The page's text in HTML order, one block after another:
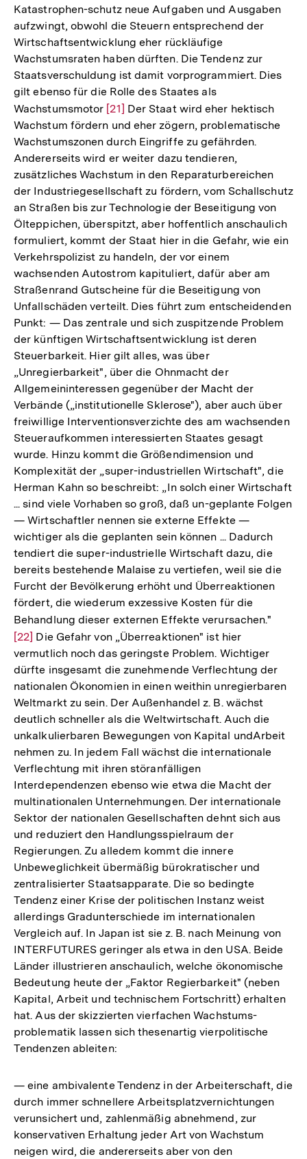
Katastrophen-schutz neue Aufgaben und Ausgaben
aufzwingt, obwohl die Steuern entsprechend der
Wirtschaftsentwicklung eher rückläufige
Wachstumsraten haben dürften. Die Tendenz zur
Staatsverschuldung ist damit vorprogrammiert. Dies
gilt ebenso für die Rolle des Staates als
Wachstumsmotor Zur
Auflösung
der
Fußnote
[21] Der Staat wird eher hektisch
Wachstum fördern und eher zögern, problematische
Wachstumszonen durch Eingriffe zu gefährden.
Andererseits wird er weiter dazu tendieren,
zusätzliches Wachstum in den Reparaturbereichen
der Industriegesellschaft zu fördern, vom Schallschutz
an Straßen bis zur Technologie der Beseitigung von
Ölteppichen, überspitzt, aber hoffentlich anschaulich
formuliert, kommt der Staat hier in die Gefahr, wie ein
Verkehrspolizist zu handeln, der vor einem
wachsenden Autostrom kapituliert, dafür aber am
Straßenrand Gutscheine für die Beseitigung von
Unfallschäden verteilt. Dies führt zum entscheidenden
Punkt: — Das zentrale und sich zuspitzende Problem
der künftigen Wirtschaftsentwicklung ist deren
Steuerbarkeit. Hier gilt alles, was über
„Unregierbarkeit", über die Ohnmacht der
Allgemeininteressen gegenüber der Macht der
Verbände („institutionelle Sklerose"), aber auch über
freiwillige Interventionsverzichte des am wachsenden
Steueraufkommen interessierten Staates gesagt
wurde. Hinzu kommt die Größendimension und
Komplexität der „super-industriellen Wirtschaft", die
Herman Kahn so beschreibt: „In solch einer Wirtschaft
... sind viele Vorhaben so groß, daß un-geplante Folgen
— Wirtschaftler nennen sie externe Effekte —
wichtiger als die geplanten sein können ... Dadurch
tendiert die super-industrielle Wirtschaft dazu, die
bereits bestehende Malaise zu vertiefen, weil sie die
Furcht der Bevölkerung erhöht und Überreaktionen
fördert, die wiederum exzessive Kosten für die
Behandlung dieser externen Effekte verursachen."
[22] Die Gefahr von „Überreaktionen" ist hier
vermutlich noch das geringste Problem. Wichtiger
dürfte insgesamt die zunehmende Verflechtung der
nationalen Ökonomien in einen weithin unregierbaren
Weltmarkt zu sein. Der Außenhandel z. B. wächst
deutlich schneller als die Weltwirtschaft. Auch die
unkalkulierbaren Bewegungen von Kapital undArbeit
nehmen zu. In jedem Fall wächst die internationale
Verflechtung mit ihren störanfälligen
Interdependenzen ebenso wie etwa die Macht der
multinationalen Unternehmungen. Der internationale
Sektor der nationalen Gesellschaften dehnt sich aus
und reduziert den Handlungsspielraum der
Regierungen. Zu alledem kommt die innere
Unbeweglichkeit übermäßig bürokratischer und
zentralisierter Staatsapparate. Die so bedingte
Tendenz einer Krise der politischen Instanz weist
allerdings Gradunterschiede im internationalen
Vergleich auf. In Japan ist sie z. B. nach Meinung von
INTERFUTURES geringer als etwa in den USA. Beide
Länder illustrieren anschaulich, welche ökonomische
Bedeutung heute der „Faktor Regierbarkeit" (neben
Kapital, Arbeit und technischem Fortschritt) erhalten
hat. Aus der skizzierten vierfachen Wachstums-
problematik lassen sich thesenartig vierpolitische
Tendenzen ableiten:
— eine ambivalente Tendenz in der Arbeiterschaft, die
durch immer schnellere Arbeitsplatzvernichtungen
verunsichert und, zahlenmäßig abnehmend, zur
konservativen Erhaltung jeder Art von Wachstum
neigen wird, die andererseits aber von den